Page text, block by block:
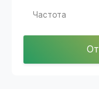
Частота